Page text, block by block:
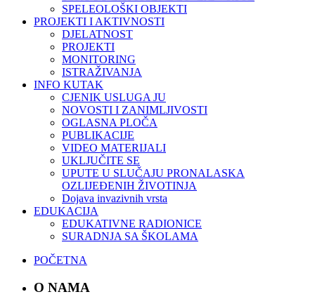
SPELEOLOŠKI OBJEKTI
PROJEKTI I AKTIVNOSTI
DJELATNOST
PROJEKTI
MONITORING
ISTRAŽIVANJA
INFO KUTAK
CJENIK USLUGA JU
NOVOSTI I ZANIMLJIVOSTI
OGLASNA PLOČA
PUBLIKACIJE
VIDEO MATERIJALI
UKLJUČITE SE
UPUTE U SLUČAJU PRONALASKA
OZLIJEĐENIH ŽIVOTINJA
Dojava invazivnih vrsta
EDUKACIJA
EDUKATIVNE RADIONICE
SURADNJA SA ŠKOLAMA
POČETNA
O NAMA